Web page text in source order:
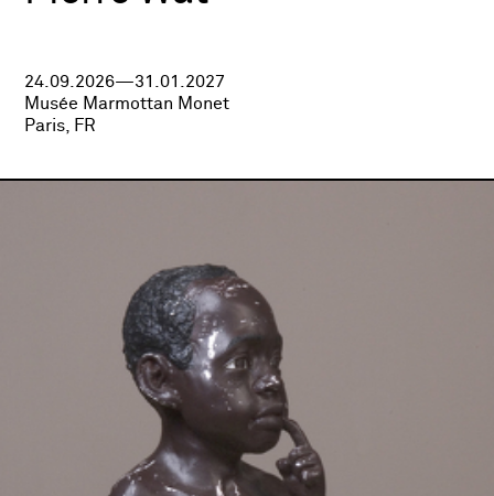
24.09.2026—31.01.2027
Musée Marmottan Monet
Paris, FR